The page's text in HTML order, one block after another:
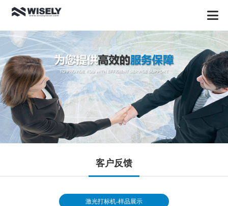
客户反馈
激光打标机-样品展示